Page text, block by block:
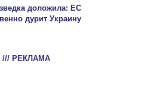
доложила: ЕС
дурит Украину
/// РЕКЛАМА